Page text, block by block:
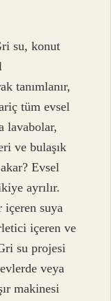
su, konut
tanımlanır,
tüm evsel
lavabolar,
ve bulaşık
Evsel
ayrılır.
suya
içeren ve
su projesi
veya
makinesi